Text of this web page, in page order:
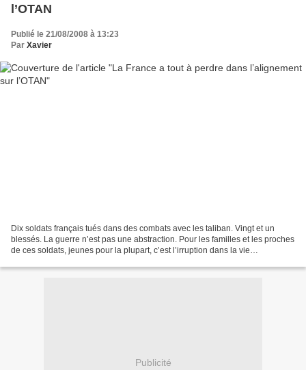
l’OTAN
Publié le 21/08/2008 à 13:23
Par Xavier
Dix soldats français tués dans des combats avec les taliban. Vingt et un
blessés. La guerre n’est pas une abstraction. Pour les familles et les proches
de ces soldats, jeunes pour la plupart, c’est l’irruption dans la vie
Publicité